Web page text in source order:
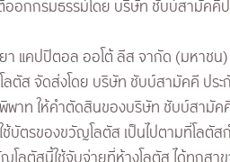
อกกรมธรรม์โดย บริษัท ชับบ์สามัคคี
แคปปิตอล ออโต้ ลีส จากัด (มหาชน)
ตัส จัดส่งโดย บริษัท ชับบ์สามัคคี ปร
พาท ให้คำตัดสินของบริษัท ชับบ์สามั
ใช้บัตรของขวัญโลตัส เป็นไปตามที่โลตั